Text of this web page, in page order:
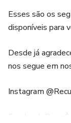
Esses são os
disponíveis para
Desde já
nos segue em
Instagram
Facebook